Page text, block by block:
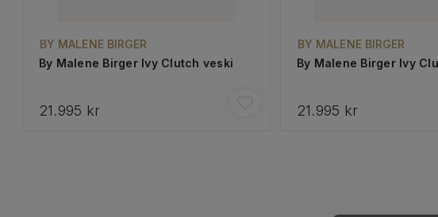
BY MALENE BIRGER
By Malene Birger Ivy Clutch veski
21.995 kr
BY MALENE BIRGER
By Malene Birger Ivy
21.995 kr